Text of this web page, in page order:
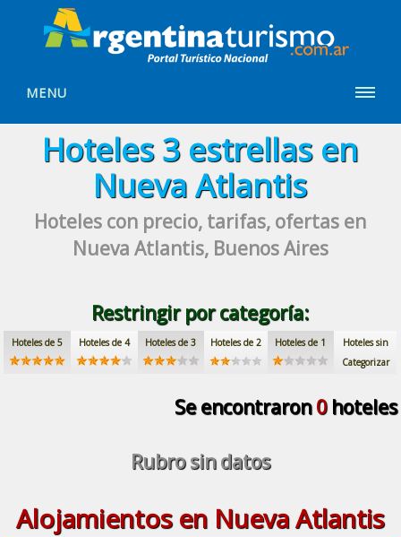
MENU
Hoteles3 estrellasen
Nueva Atlantis
Hoteles con precio, tarifas, ofertas en
Nueva Atlantis, Buenos Aires
Restringir por categoría:
Hoteles de 5 Hoteles de 4 Hoteles de 3 Hoteles de 2 Hoteles de 1
Hoteles sin
Categorizar
Se encontraron0hoteles
Rubro sin datos
Alojamientos en Nueva Atlantis